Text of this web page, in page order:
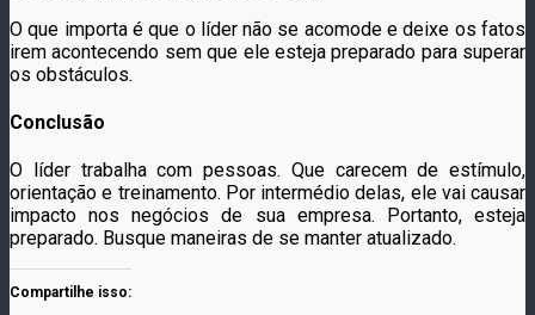
O que importa é que o líder não se acomode e deixe os fatos
irem acontecendo sem que ele esteja preparado para superar
os obstáculos.
Conclusão
O líder trabalha com pessoas. Que carecem de estímulo,
orientação e treinamento. Por intermédio delas, ele vai causar
impacto nos negócios de sua empresa. Portanto, esteja
preparado. Busque maneiras de se manter atualizado.
Compartilhe isso: